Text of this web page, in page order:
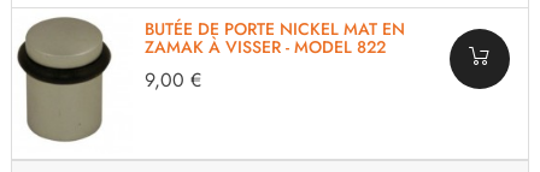
BUTÉE DE PORTE NICKEL MAT EN
ZAMAK À VISSER - MODEL 822
9,00 €